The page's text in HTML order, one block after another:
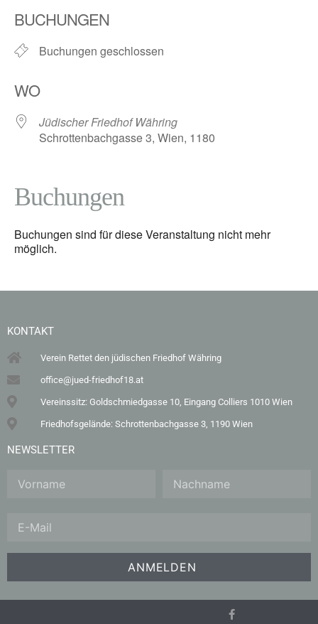
BUCHUNGEN
Buchungen geschlossen
WO
Jüdischer Friedhof Währing
Schrottenbachgasse 3, Wien, 1180
Buchungen
Buchungen sind für diese Veranstaltung nicht mehr
möglich.
KONTAKT
Verein Rettet den jüdischen Friedhof Währing
office@jued-friedhof18.at
Vereinssitz: Goldschmiedgasse 10, Eingang Colliers 1010 Wien
Friedhofsgelände: Schrottenbachgasse 3, 1190 Wien
NEWSLETTER